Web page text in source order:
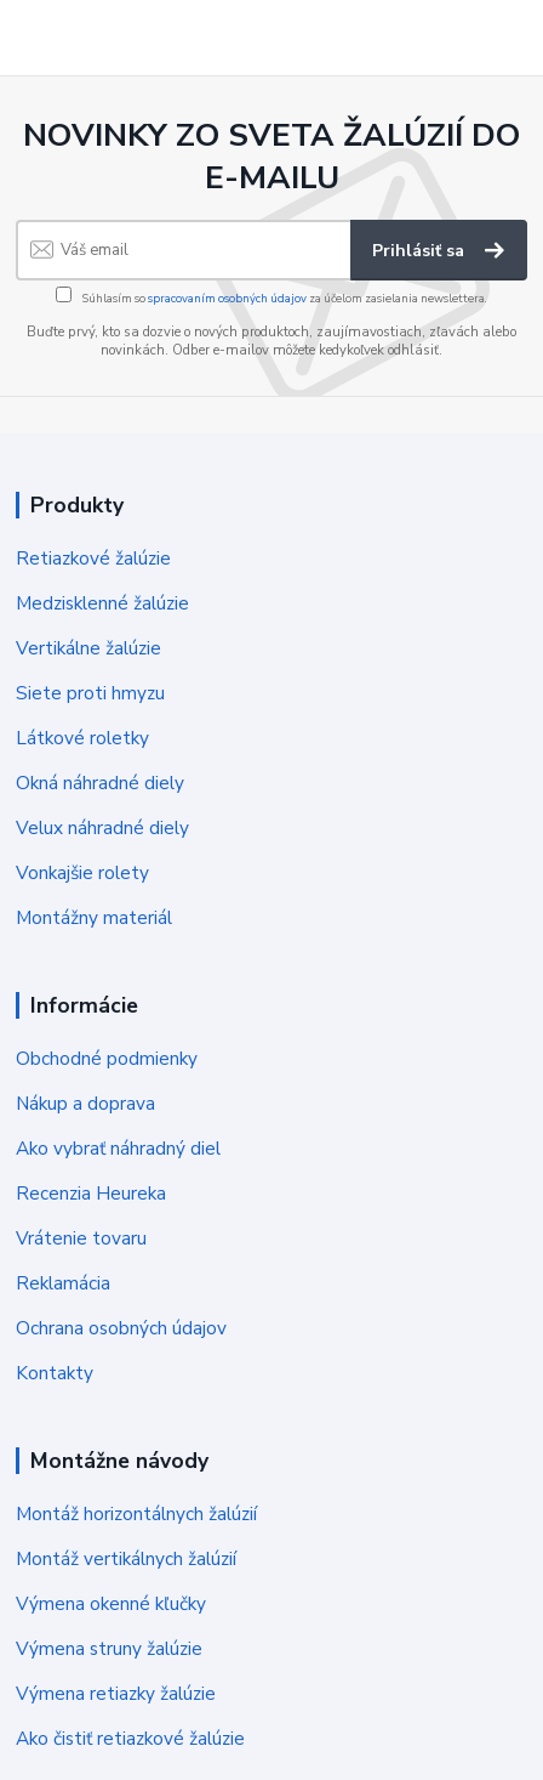
NOVINKY ZO SVETA ŽALÚZIÍ DO
E-MAILU
Prihlásiť sa
Súhlasím sospracovaním osobných údajov za účelom zasielania newslettera.
Buďte prvý, kto sa dozvie o nových produktoch, zaujímavostiach, zľavách alebo
novinkách. Odber e-mailov môžete kedykoľvek odhlásiť.
Produkty
Retiazkové žalúzie
Medzisklenné žalúzie
Vertikálne žalúzie
Siete proti hmyzu
Látkové roletky
Okná náhradné diely
Velux náhradné diely
Vonkajšie rolety
Montážny materiál
Informácie
Obchodné podmienky
Nákup a doprava
Ako vybrať náhradný diel
Recenzia Heureka
Vrátenie tovaru
Reklamácia
Ochrana osobných údajov
Kontakty
Montážne návody
Montáž horizontálnych žalúzií
Montáž vertikálnych žalúzií
Výmena okenné kľučky
Výmena struny žalúzie
Výmena retiazky žalúzie
Ako čistiť retiazkové žalúzie